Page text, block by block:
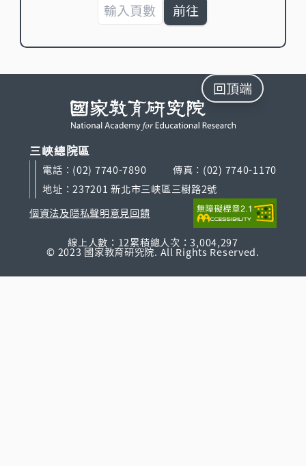
前往
回頂端
三峽總院區
電話：(02) 7740-7890
傳真：(02) 7740-1170
地址：237201 新北市三峽區三樹路2號
個資法及隱私聲明意見回饋
線上人數：12累積總人次：3,004,297
© 2023 國家教育研究院. All Rights Reserved.